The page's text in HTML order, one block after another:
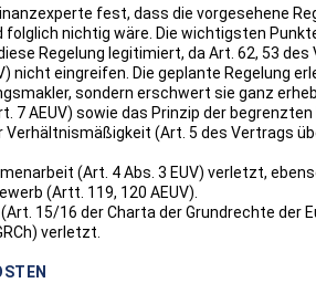
fest, dass die vorgesehene
nichtig wäre. Die wichtigsten
Regelung legitimiert, da Art. 62, 53 des
nicht eingreifen. Die geplante Regelung
sondern erschwert sie ganz
7 AEUV) sowie das Prinzip der
(Art. 5 des Vertrags
(Art. 4 Abs. 3 EUV) verletzt,
(Artt. 119, 120 AEUV).
15/16 der Charta der Grundrechte der
verletzt.